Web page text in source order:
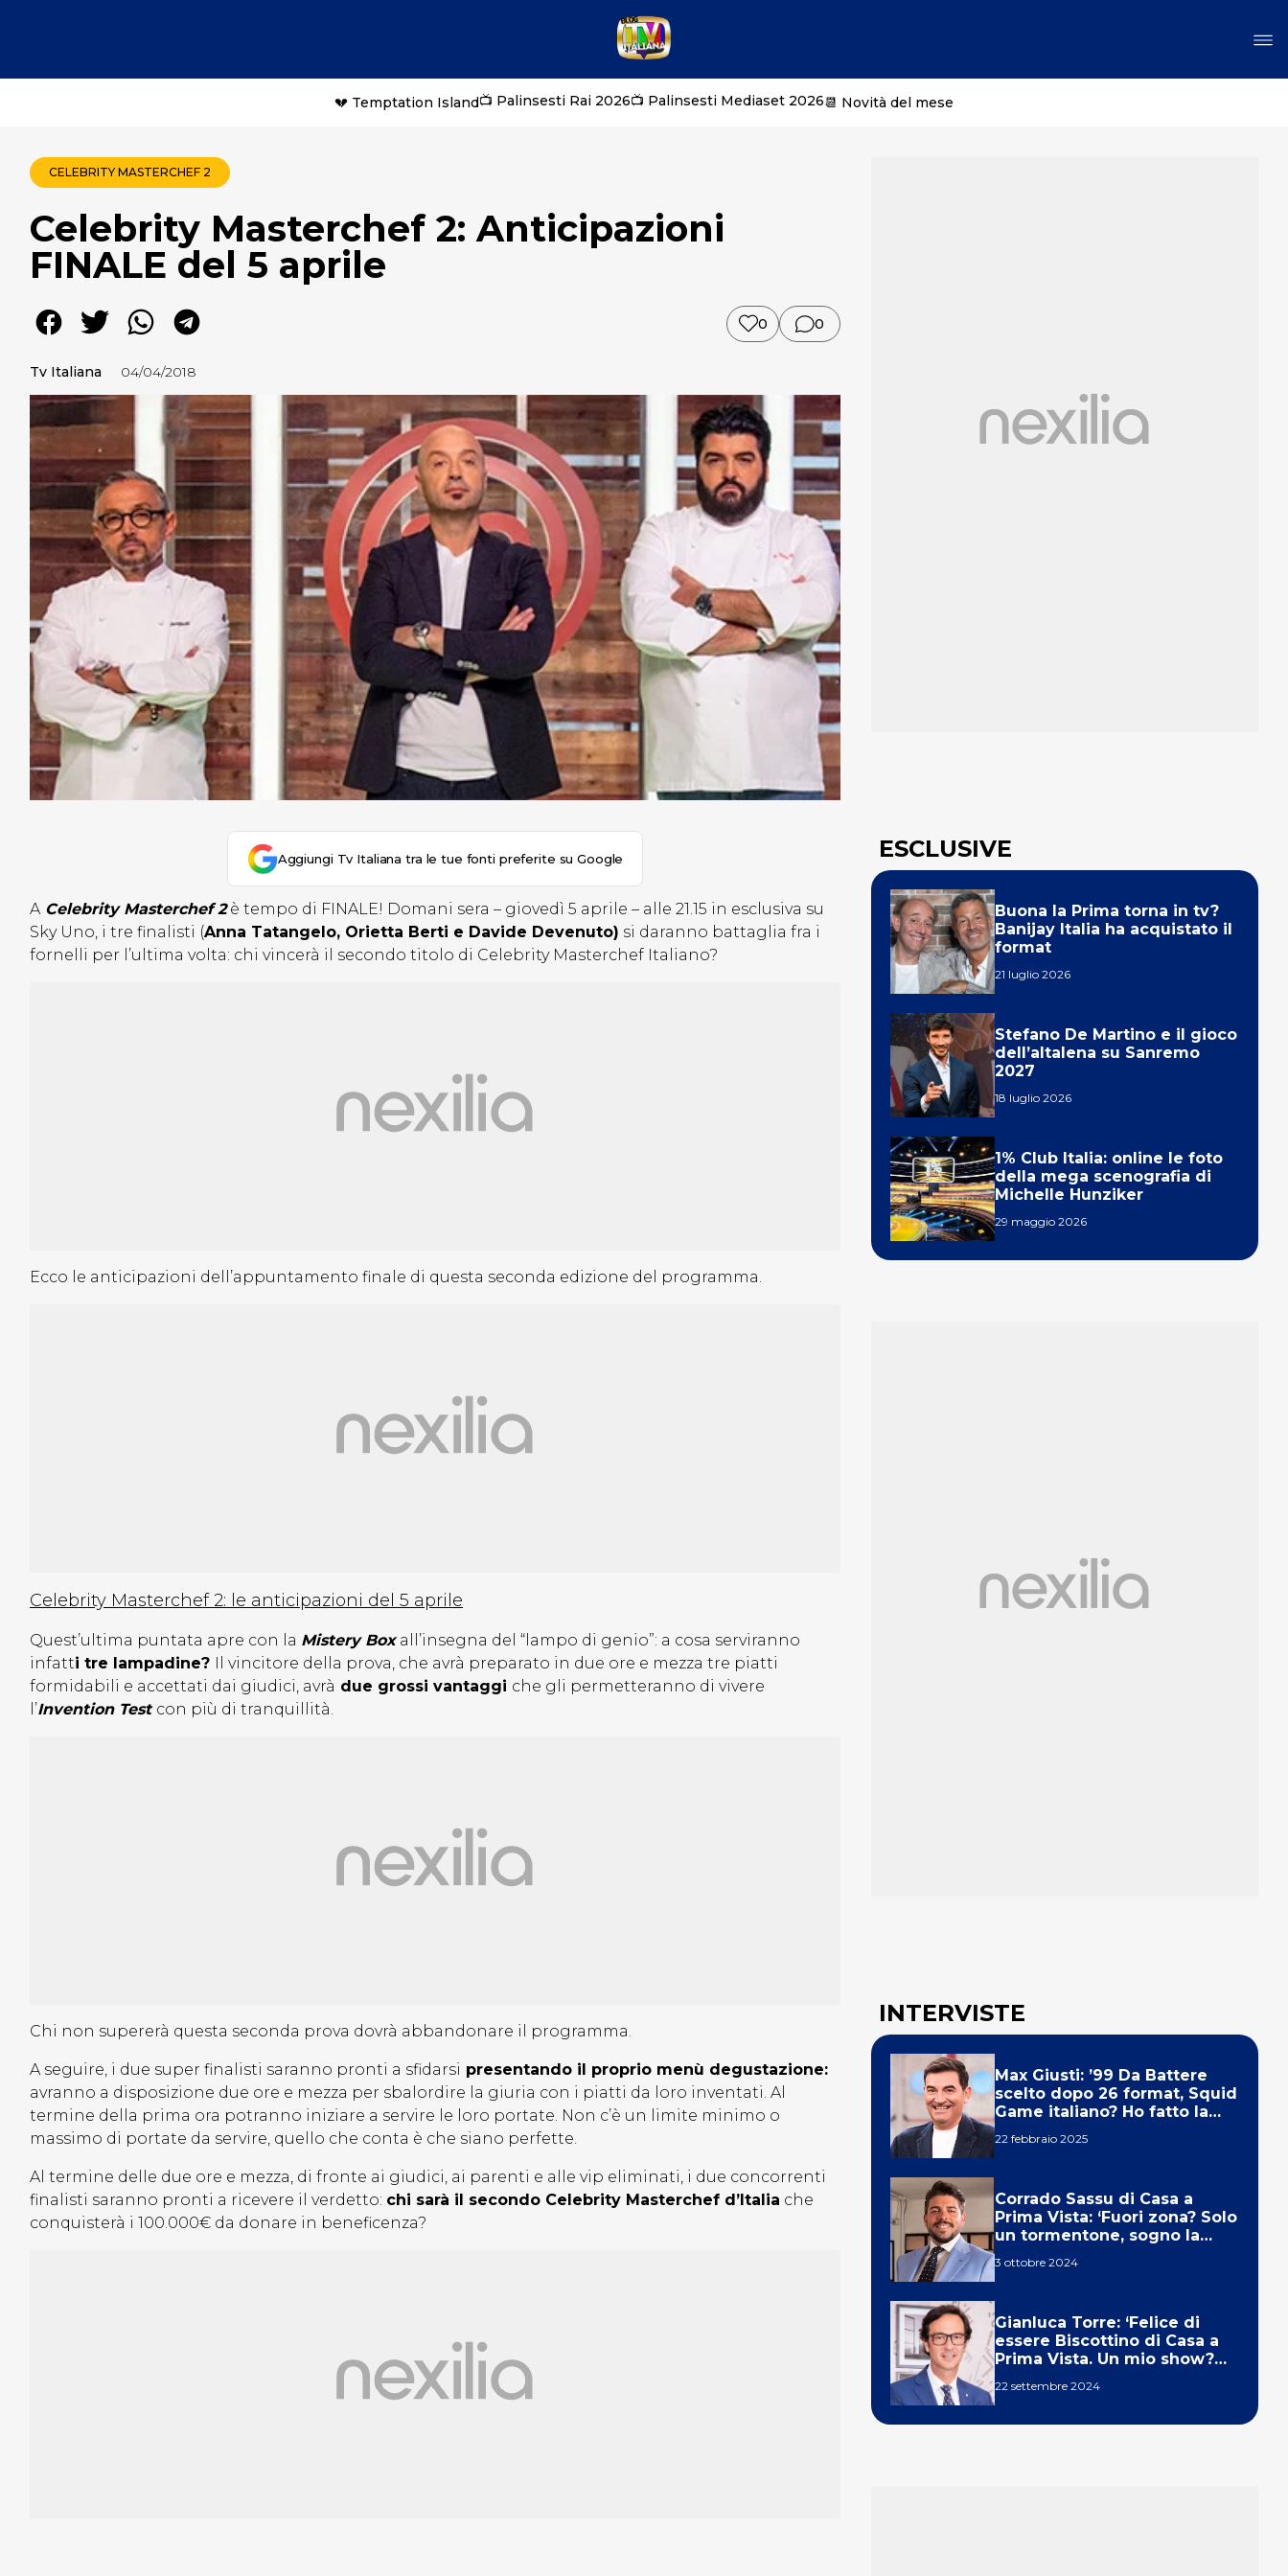
💔 Temptation Island📺 Palinsesti Rai 2026📺 Palinsesti Mediaset 2026📆 Novità del mese
CELEBRITY MASTERCHEF 2
Celebrity Masterchef 2: Anticipazioni
FINALE del 5 aprile
0 0
Tv Italiana 04/04/2018
Aggiungi Tv Italiana tra le tue fonti preferite su Google
A Celebrity Masterchef 2è tempo di FINALE! Domani sera – giovedì 5 aprile – alle 21.15 in esclusiva su
Sky Uno, i tre finalisti (Anna Tatangelo, Orietta Berti e Davide Devenuto) si daranno battaglia fra i
fornelli per l’ultima volta: chi vincerà il secondo titolo di Celebrity Masterchef Italiano?
Ecco le anticipazioni dell’appuntamento finale di questa seconda edizione del programma.
Celebrity Masterchef 2: le anticipazioni del 5 aprile
Quest’ultima puntata apre con la Mistery Boxall’insegna del “lampo di genio”: a cosa serviranno
infatti tre lampadine? Il vincitore della prova, che avrà preparato in due ore e mezza tre piatti
formidabili e accettati dai giudici, avrà due grossi vantaggi che gli permetteranno di vivere
l’Invention Test con più di tranquillità.
Chi non supererà questa seconda prova dovrà abbandonare il programma.
A seguire, i due super finalisti saranno pronti a sfidarsi presentando il proprio menù degustazione:
avranno a disposizione due ore e mezza per sbalordire la giuria con i piatti da loro inventati. Al
termine della prima ora potranno iniziare a servire le loro portate. Non c’è un limite minimo o
massimo di portate da servire, quello che conta è che siano perfette.
Al termine delle due ore e mezza, di fronte ai giudici, ai parenti e alle vip eliminati, i due concorrenti
finalisti saranno pronti a ricevere il verdetto: chi sarà il secondo Celebrity Masterchef d’Italia che
conquisterà i 100.000€ da donare in beneficenza?
ESCLUSIVE
Buona la Prima torna in tv?
Banijay Italia ha acquistato il
format
21 luglio 2026
Stefano De Martino e il gioco
dell’altalena su Sanremo
2027
18 luglio 2026
1% Club Italia: online le foto
della mega scenografia di
Michelle Hunziker
29 maggio 2026
INTERVISTE
Max Giusti: ’99 Da Battere
scelto dopo 26 format, Squid
Game italiano? Ho fatto la
22 febbraio 2025
Corrado Sassu di Casa a
Prima Vista: ‘Fuori zona? Solo
un tormentone, sogno la
3 ottobre 2024
Gianluca Torre: ‘Felice di
essere Biscottino di Casa a
Prima Vista. Un mio show?
22 settembre 2024